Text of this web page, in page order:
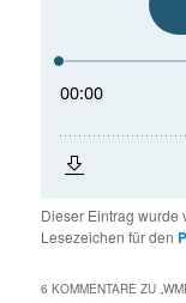
Dieser Eintrag wurde
Lesezeichen für den
6 KOMMENTARE ZU „